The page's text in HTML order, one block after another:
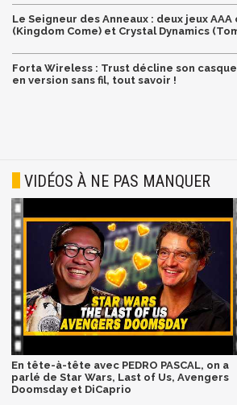
Le Seigneur des Anneaux : deux jeux
(Kingdom Come) et Crystal Dynamics
Forta Wireless : Trust décline son
en version sans fil, tout savoir !
VIDÉOS À NE PAS MANQUER
En tête-à-tête avec PEDRO PASCAL, on a
parlé de Star Wars, Last of Us, Avengers
Doomsday et DiCaprio